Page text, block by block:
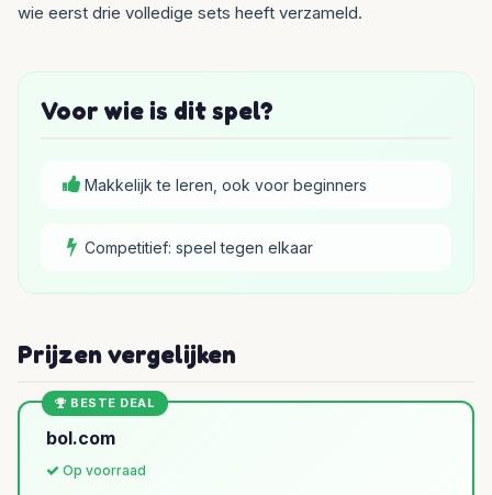
wie eerst drie volledige sets heeft verzameld.
Voor wie is dit spel?
Makkelijk te leren, ook voor beginners
Competitief: speel tegen elkaar
Prijzen vergelijken
BESTE DEAL
bol.com
Op voorraad